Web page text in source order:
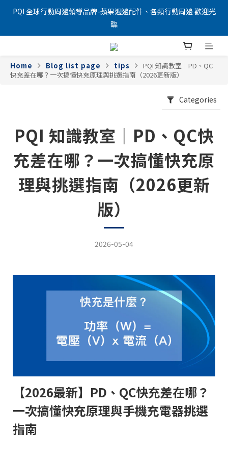
PQI 全球行動周邊領導品牌-蘋果週邊配件、各類行動周邊 歡迎光
臨
Home Blog list page tips
PQI 知識教室｜PD、QC
快充差在哪？一次搞懂快充原理與挑選指南（2026更新版）
Categories
PQI 知識教室｜PD、QC快
充差在哪？一次搞懂快充原
理與挑選指南（2026更新
版）
2026-05-04
【2026最新】PD、QC快充差在哪？
一次搞懂快充原理與手機充電器挑選
指南